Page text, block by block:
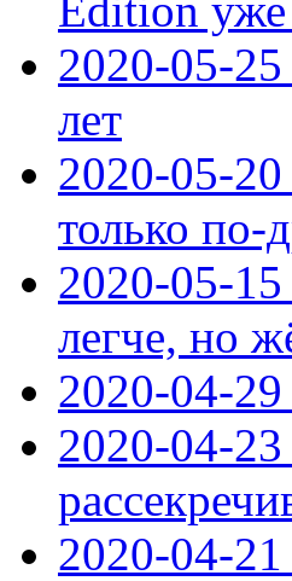
2020-05-
лет
2020-05-
только по-
2020-05-
легче, но
2020-04-
2020-04-
2020-04-